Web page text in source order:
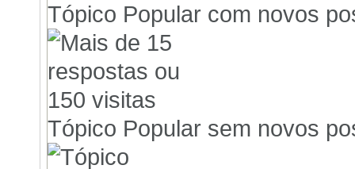
Tópico Popular com novos
Tópico Popular sem novos